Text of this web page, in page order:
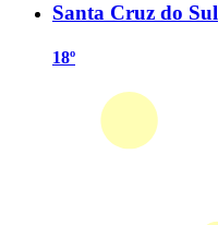
Santa Cruz do Sul
18º